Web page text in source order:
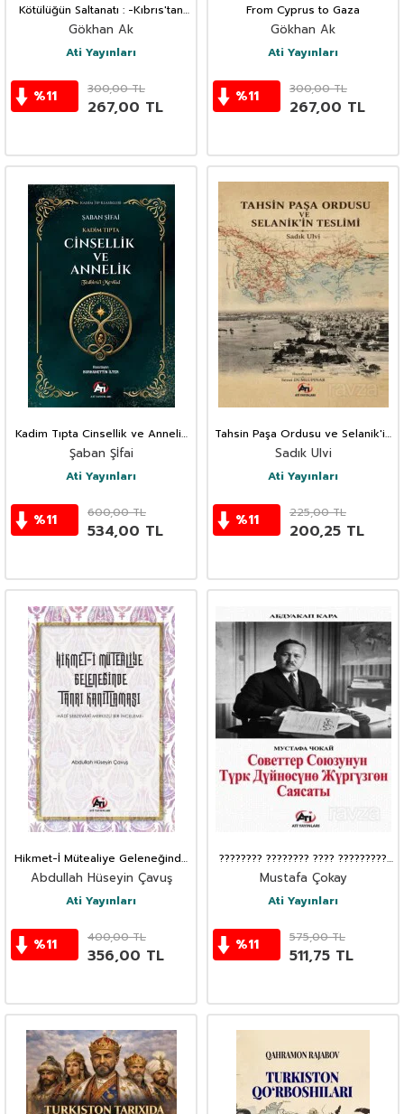
Kötülüğün Saltanatı : -Kıbrıs'tan
Gazze'ye- Soykırım ve Alt-
Kırımların Kimyası Üzerine
Gökhan Ak
Ati Yayınları
%11 300,00TL
267,00 TL
From Cyprus to Gaza
Gökhan Ak
Ati Yayınları
%11 300,00TL
267,00 TL
Kadim Tıpta Cinsellik ve Annelik
Tedbirü'l Mevlûd
Şaban Şİfai
Ati Yayınları
%11 600,00TL
534,00 TL
Tahsin Paşa Ordusu ve Selanik'in
Teslimi
Sadık Ulvi
Ati Yayınları
%11 225,00TL
200,25 TL
Hikmet-İ Mütealiye Geleneğinde
Tanrı Kanıtlaması
Abdullah Hüseyin Çavuş
Ati Yayınları
%11 400,00TL
356,00 TL
???????? ???????? ???? ?????????
????????? ???????
Mustafa Çokay
Ati Yayınları
%11 575,00TL
511,75 TL